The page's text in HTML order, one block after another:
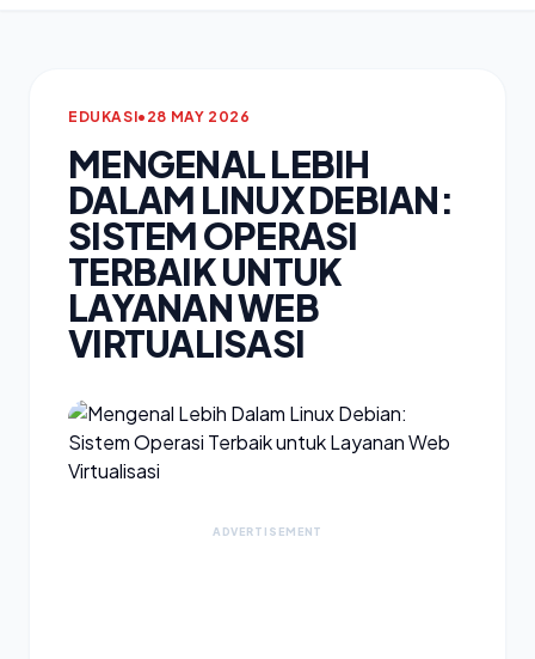
EDUKASI• 28 MAY 2026
MENGENAL LEBIH
DALAM LINUX DEBIAN:
SISTEM OPERASI
TERBAIK UNTUK
LAYANAN WEB
VIRTUALISASI
ADVERTISEMENT